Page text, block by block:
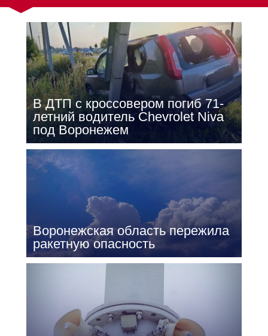
В ДТП с кроссовером погиб 71-
летний водитель Chevrolet Niva
под Воронежем
Воронежская область пережила
ракетную опасность